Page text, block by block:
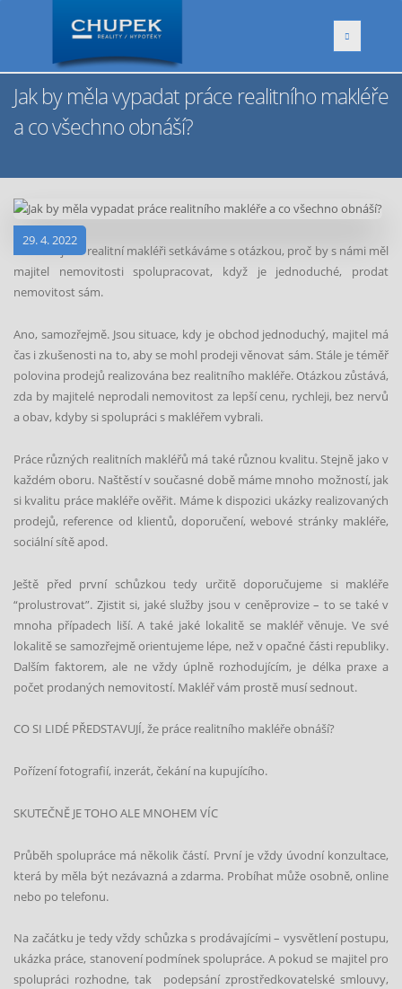
Jak by měla vypadat práce realitního makléře
a co všechno obnáší?
29. 4. 2022
Často se jako realitní makléři setkáváme s otázkou, proč by s námi měl
majitel nemovitosti spolupracovat, když je jednoduché, prodat
nemovitost sám.
Ano, samozřejmě. Jsou situace, kdy je obchod jednoduchý, majitel má
čas i zkušenosti na to, aby se mohl prodeji věnovat sám. Stále je téměř
polovina prodejů realizována bez realitního makléře.Otázkou zůstává,
zda by majitelé neprodali nemovitost za lepší cenu, rychleji, bez nervů
a obav, kdyby si spolupráci s makléřem vybrali.
Práce různých realitních makléřů má také různou kvalitu. Stejně jako v
každém oboru. Naštěstí v současné době máme mnoho možností, jak
si kvalitu práce makléře ověřit. Máme k dispozici ukázky realizovaných
prodejů, reference od klientů, doporučení, webové stránky makléře,
sociální sítě apod.
Ještě před první schůzkou tedy určitě doporučujeme si makléře
“prolustrovat”. Zjistit si, jaké služby jsou v ceněprovize – to se také v
mnoha případech liší. A také jaké lokalitě se makléř věnuje. Ve své
lokalitě se samozřejmě orientujeme lépe, nežv opačné části republiky.
Dalším faktorem, ale ne vždy úplně rozhodujícím, je délka praxe a
počet prodaných nemovitostí. Makléř vám prostě musí sednout.
CO SI LIDÉ PŘEDSTAVUJÍ, že práce realitního makléře obnáší?
Pořízení fotografií, inzerát, čekání na kupujícího.
SKUTEČNĚ JE TOHO ALE MNOHEM VÍC
Průběh spolupráce má několik částí. První je vždy úvodní konzultace,
která by měla být nezávazná a zdarma. Probíhat může osobně, online
nebo po telefonu.
Na začátku je tedy vždy schůzka s prodávajícími – vysvětlení postupu,
ukázka práce, stanovení podmínek spolupráce. A pokud se majitel pro
spolupráci rozhodne, tak podepsání zprostředkovatelskésmlouvy,